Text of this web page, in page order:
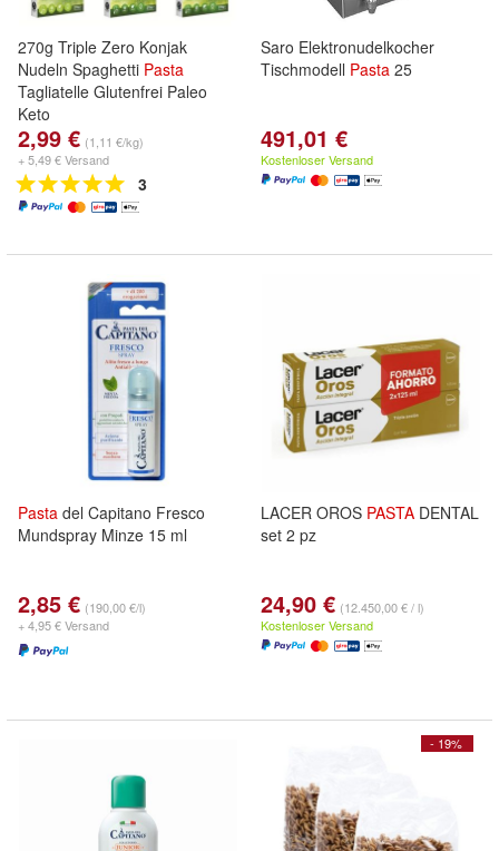
270g Triple Zero Konjak
Nudeln Spaghetti Pasta
Tagliatelle Glutenfrei Paleo
Keto
2,99 € (1,11 €/kg)
+ 5,49 € Versand
3
Saro Elektronudelkocher
Tischmodell Pasta 25
491,01 €
Kostenloser Versand
Pasta del Capitano Fresco
Mundspray Minze 15 ml
2,85 € (190,00 €/l)
+ 4,95 € Versand
LACER OROS PASTA DENTAL
set 2 pz
24,90 € (12.450,00 € / l)
Kostenloser Versand
- 19%